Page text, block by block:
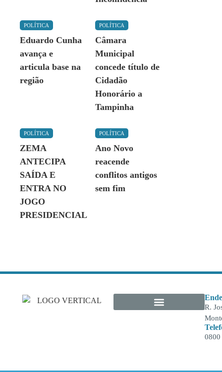
POLÍTICA
Eduardo Cunha
avança e
articula base na
região
POLÍTICA
Câmara
Municipal
concede título de
Cidadão
Honorário a
Tampinha
POLÍTICA
ZEMA
ANTECIPA
SAÍDA E
ENTRA NO
JOGO
PRESIDENCIAL
POLÍTICA
Ano Novo
reacende
conflitos antigos
sem fim
R.
0800